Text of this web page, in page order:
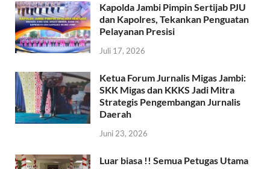
Kapolda Jambi Pimpin Sertijab PJU
dan Kapolres, Tekankan Penguatan
Pelayanan Presisi
Juli 17, 2026
Ketua Forum Jurnalis Migas Jambi:
SKK Migas dan KKKS Jadi Mitra
Strategis Pengembangan Jurnalis
Daerah
Juni 23, 2026
Luar biasa !! Semua Petugas Utama